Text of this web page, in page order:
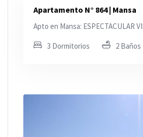
Apartamento N° 864 | Mansa
Apto en Mansa: ESPECTACULAR
3 Dormitorios 2 Baños